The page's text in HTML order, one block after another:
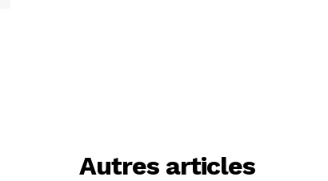
Autres articles